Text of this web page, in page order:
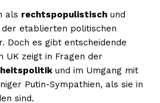
als rechtspopulistisch und
etablierten politischen
Doch es gibt entscheidende
UK zeigt in Fragen der
und im Umgang mit
Putin-Sympathien, als sie in
sind.